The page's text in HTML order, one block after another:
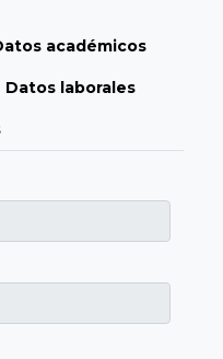
académicos
Datos laborales